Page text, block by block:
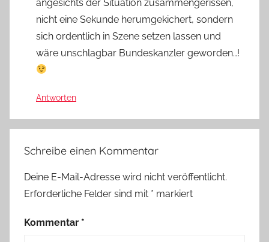
angesichts der Situation zusammengerissen,
nicht eine Sekunde herumgekichert, sondern
sich ordentlich in Szene setzen lassen und
wäre unschlagbar Bundeskanzler geworden…!
Antworten
Schreibe einen Kommentar
Deine E-Mail-Adresse wird nicht veröffentlicht.
Erforderliche Felder sind mit * markiert
Kommentar *